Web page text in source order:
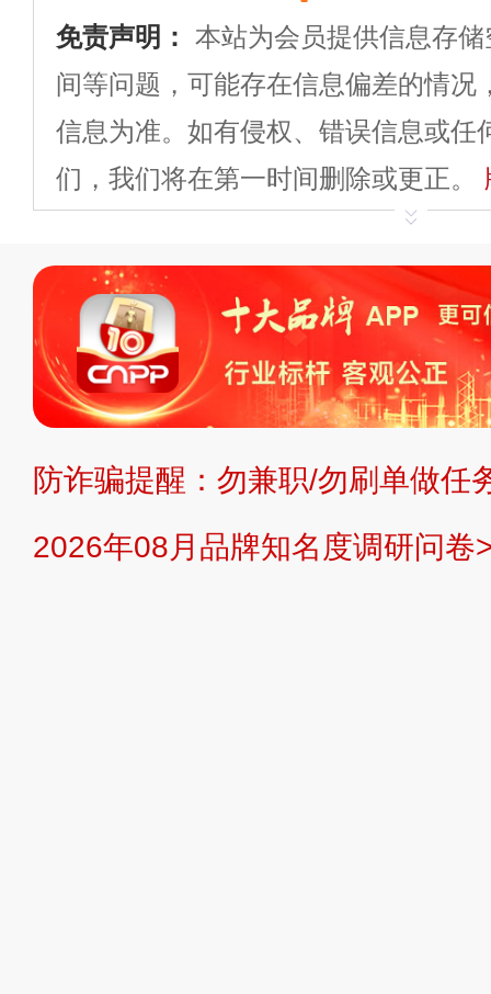
免责声明： 本站为会员提供信息存
间等问题，可能存在信息偏差的情况
信息为准。如有侵权、错误信息或任
们，我们将在第一时间删除或更正。
平台自有内容（文字
标、LOGO 等）知识产权归本站所
复制、转载、商用。本站不生产产
不代理、不招商、不提供中介服务。
持投资购买的观点或意见，页面信息
提交说明： 快速提交发布>> 提交品
防诈骗提醒：勿兼职/勿刷单做任
2026年08月品牌知名度调研问卷